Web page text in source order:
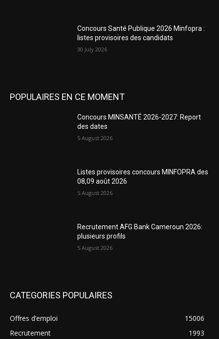
Concours Santé Publique 2026 Minfopra :
listes provisoires des candidats
30 July 2026
POPULAIRES EN CE MOMENT
Concours MINSANTÉ 2026-2027: Report
des dates
5 August 2026
Listes provisoires concours MINFOPRA des
08,09 août 2026
5 August 2026
Recrutement AFG Bank Cameroun 2026:
plusieurs profils
5 August 2026
CATEGORIES POPULAIRES
Offres d’emploi
15006
Recrutement
1993